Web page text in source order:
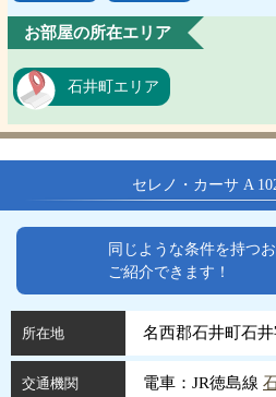
お部屋の所在エリア
石井町エリア
セレノ・カーサ A
同じような条件を持つ
ご紹介できます！
所在地 名西郡石井町石
交通機関 電車：JR徳島線